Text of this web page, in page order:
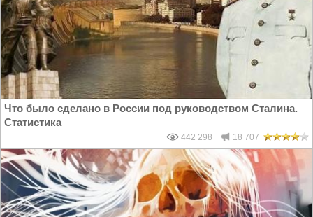
Что было сделано в России под руководством Сталина.
Статистика
442 298 18 707